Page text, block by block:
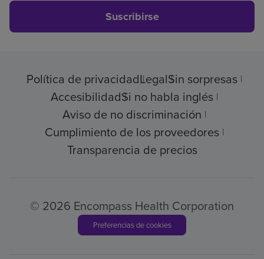
Suscribirse
Política de privacidadLegalSin sorpresas
AccesibilidadSi no habla inglés
Aviso de no discriminación
Cumplimiento de los proveedores
Transparencia de precios
© 2026 Encompass Health Corporation
Preferencias de cookies